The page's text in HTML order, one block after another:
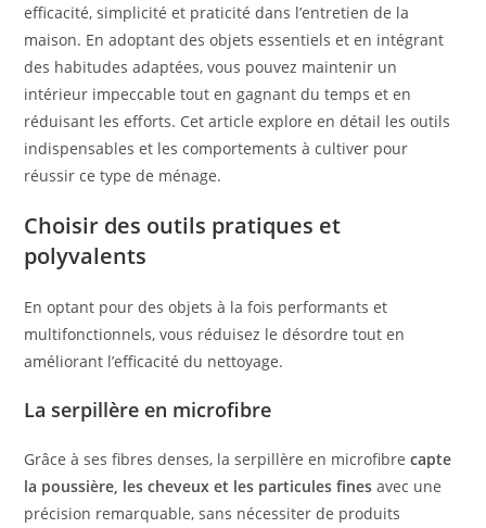
efficacité, simplicité et praticité dans l’entretien de la
maison. En adoptant des objets essentiels et en intégrant
des habitudes adaptées, vous pouvez maintenir un
intérieur impeccable tout en gagnant du temps et en
réduisant les efforts. Cet article explore en détail les outils
indispensables et les comportements à cultiver pour
réussir ce type de ménage.
Choisir des outils pratiques et
polyvalents
En optant pour des objets à la fois performants et
multifonctionnels, vous réduisez le désordre tout en
améliorant l’efficacité du nettoyage.
La serpillère en microfibre
Grâce à ses fibres denses, la serpillère en microfibrecapte
la poussière, les cheveux et les particules fines avec une
précision remarquable, sans nécessiter de produits